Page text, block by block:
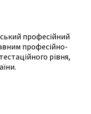
професійний
професійно-
рівня,